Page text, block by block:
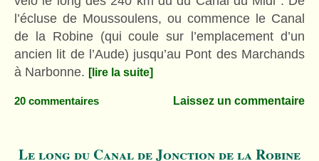
l’écluse de Moussoulens, ou commence le Canal
de la Robine (qui coule sur l’emplacement d’un
ancien lit de l’Aude) jusqu’au Pont des Marchands
à Narbonne. [lire la suite]
20 commentaires Laissez un commentaire
Le long du Canal de Jonction de la Robine